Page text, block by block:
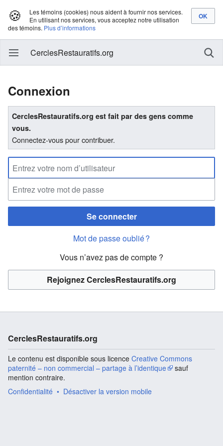
🍪
Les témoins (cookies) nous aident à fournir nos services.
En utilisant nos services, vous acceptez notre utilisation
des témoins. Plus d’informations
CerclesRestauratifs.org
Connexion
CerclesRestauratifs.org est fait par des gens comme
vous.
Connectez-vous pour contribuer.
Se connecter
Mot de passe oublié ?
Vous n’avez pas de compte ?
Rejoignez CerclesRestauratifs.org
CerclesRestauratifs.org
Le contenu est disponible sous licence Creative Commons
paternité – non commercial – partage à l’identique
sauf
mention contraire.
Confidentialité
Désactiver la version mobile